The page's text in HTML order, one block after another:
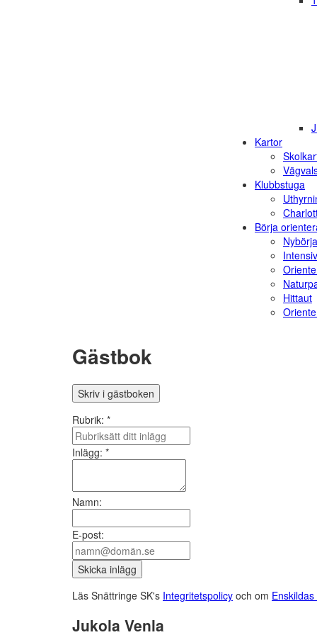
Kartor
Klubbstuga
Börja
Hittaut
Gästbok
Skriv i gästboken
Rubrik: *
Inlägg: *
Namn:
E-post:
Läs Snättringe SK's Integritetspolicy och om
Jukola Venla